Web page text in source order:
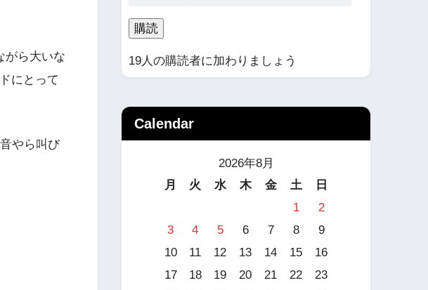
がら大いな
にとって
やら叫び
購読
19人の購読者に加わりましょう
Calendar
2026年8月
月
火 水 木 金 土
日
1
2
3
4 5 6 7 8
9
10
11 12 13 14 15
16
17
18 19 20 21 22
23